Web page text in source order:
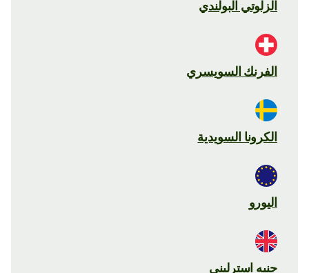
الزلوتي البولندي
الفرنك السويسري
الكرونا السويدية
اليورو
جنيه استرليني